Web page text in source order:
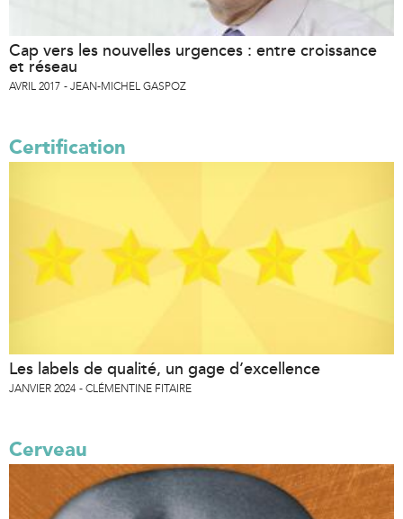
Cap vers les nouvelles urgences : entre croissance
et réseau
AVRIL 2017 JEAN-MICHEL GASPOZ
Certification
Les labels de qualité, un gage d’excellence
JANVIER 2024 CLÉMENTINE FITAIRE
Cerveau